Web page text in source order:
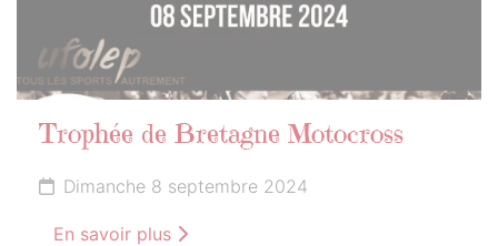
Trophée de Bretagne Motocross
Dimanche 8 septembre 2024
En savoir plus